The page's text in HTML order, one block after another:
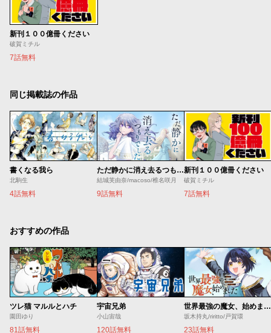
新刊１００億冊ください
破賀ミチル
7話無料
同じ掲載誌の作品
書くなる我ら
北駒生
4話無料
ただ静かに消え去るつもりでした
結城芙由奈/macoso/椎名咲月
9話無料
新刊１００億冊ください
破賀ミチル
7話無料
おすすめの作品
ツレ猫 マルルとハチ
園田ゆり
81話無料
宇宙兄弟
小山宙哉
120話無料
世界最強の魔女、始めました ～私だけ『攻略サイト』を見れる世界で自由に生きます～
坂木持丸/riritto/戸賀環
23話無料